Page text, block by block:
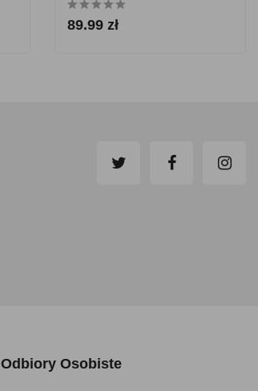
89.99 zł
Odbiory Osobiste